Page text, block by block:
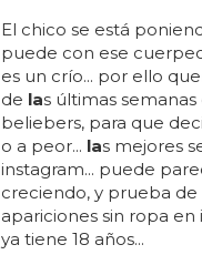
El chico se está
puede con ese
es un crío... por ello
de las últimas semanas
beliebers, para que
o a peor... las mejores
instagram... puede
creciendo, y prueba
apariciones sin ropa
ya tiene 18 años...